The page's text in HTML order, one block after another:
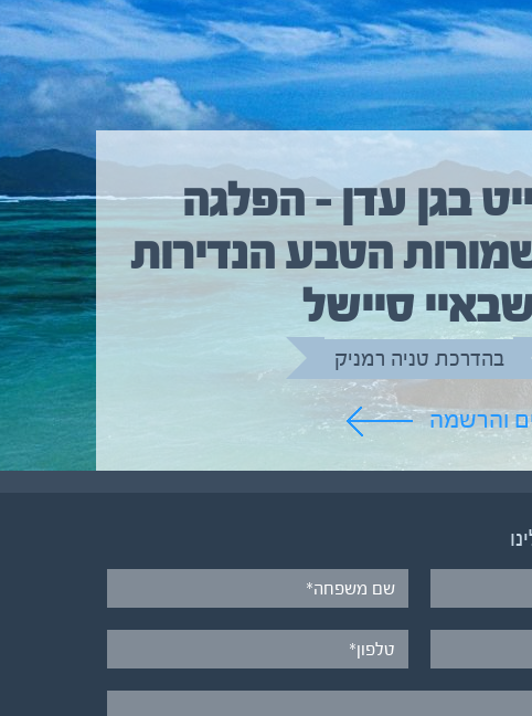
בגן עדן – הפלגה
הטבע הנדירות
סיישל
בהדרכת טניה רמניק
והרשמה